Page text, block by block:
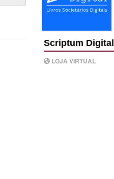
Scriptum Digital
LOJA VIRTUAL